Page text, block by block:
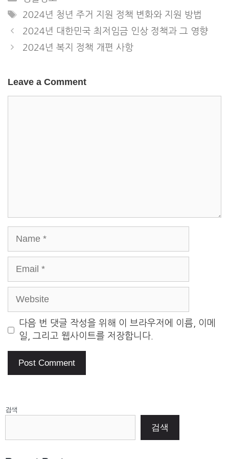
Tags
2024년 청년 주거 지원 정책 변화와 지원 방법
2024년 대한민국 최저임금 인상 정책과 그 영향
2024년 복지 정책 개편 사항
Leave a Comment
다음 번 댓글 작성을 위해 이 브라우저에 이름, 이메
일, 그리고 웹사이트를 저장합니다.
검색
검색